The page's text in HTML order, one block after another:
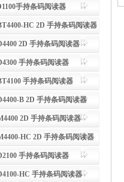
手持条码阅读器
HC 2D 手持条码阅读器
2D 手持条码阅读器
手持条码阅读器
手持条码阅读器
B 2D 手持条码阅读器
2D 手持条码阅读器
HC 2D 手持条码阅读器
手持条码阅读器
HC 手持条码阅读器